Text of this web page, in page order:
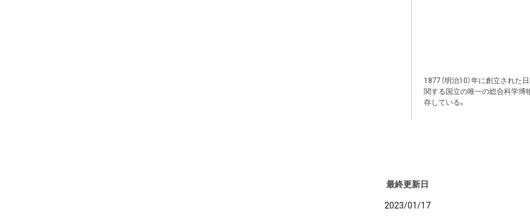
1877（明治10）年に創立された
関する国立の唯一の総合科学博
存している。
最終更新日
2023/01/17